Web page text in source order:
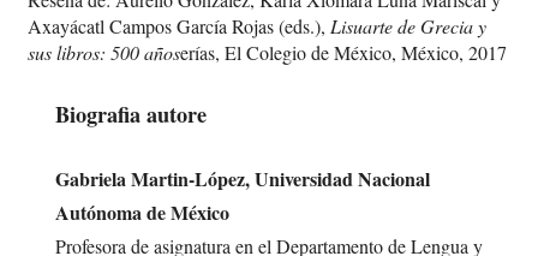
Axayácatl Campos García Rojas (eds.), Lisuarte de Grecia y
sus libros: 500 añoserías, El Colegio de México, México, 2017
Biografia autore
Gabriela Martin-López, Universidad Nacional
Autónoma de México
Profesora de asignatura en el Departamento de Lengua y